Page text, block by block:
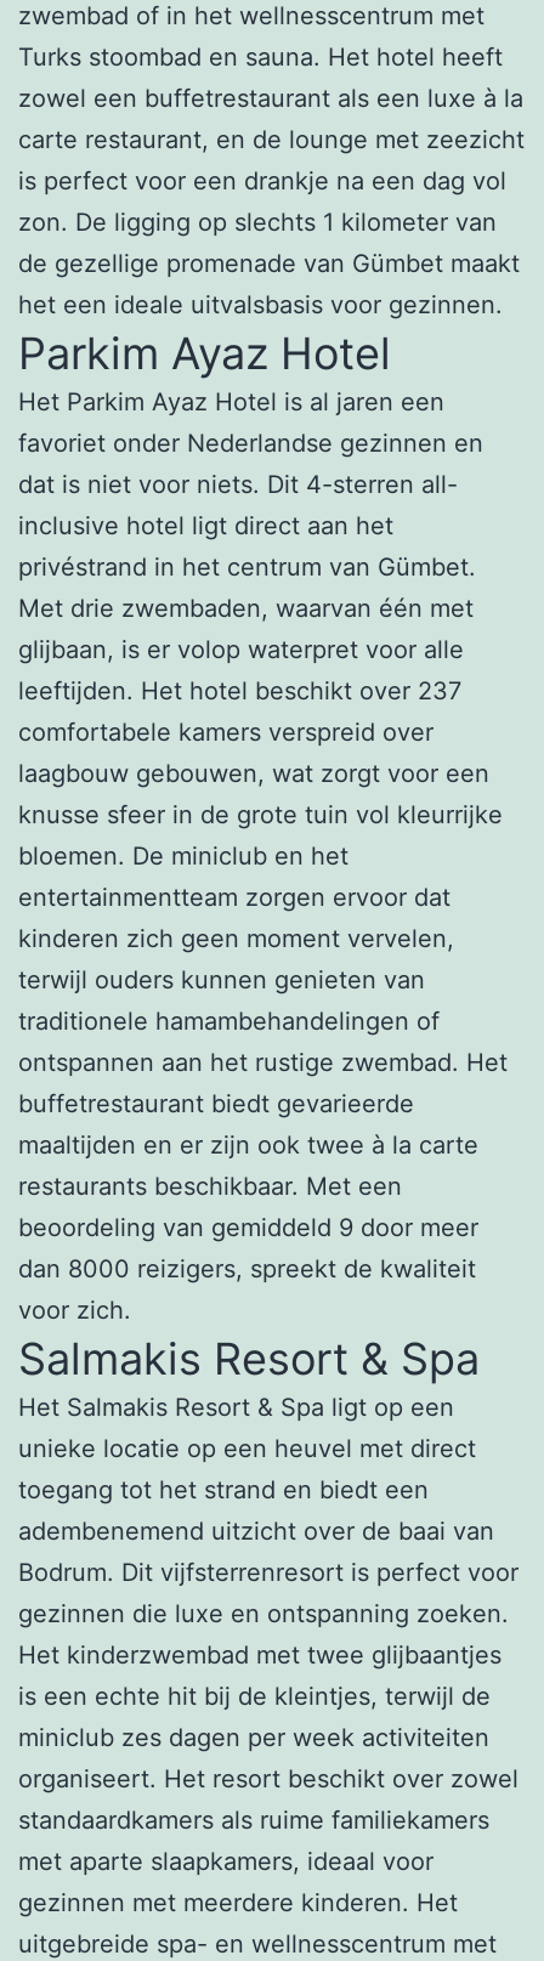
zwembad of in het wellnesscentrum met
Turks stoombad en sauna. Het hotel heeft
zowel een buffetrestaurant als een luxe à la
carte restaurant, en de lounge met zeezicht
is perfect voor een drankje na een dag vol
zon. De ligging op slechts 1 kilometer van
de gezellige promenade van Gümbet maakt
het een ideale uitvalsbasis voor gezinnen.
Parkim Ayaz Hotel
Het Parkim Ayaz Hotel is al jaren een
favoriet onder Nederlandse gezinnen en
dat is niet voor niets. Dit 4-sterren all-
inclusive hotel ligt direct aan het
privéstrand in het centrum van Gümbet.
Met drie zwembaden, waarvan één met
glijbaan, is er volop waterpret voor alle
leeftijden. Het hotel beschikt over 237
comfortabele kamers verspreid over
laagbouw gebouwen, wat zorgt voor een
knusse sfeer in de grote tuin vol kleurrijke
bloemen. De miniclub en het
entertainmentteam zorgen ervoor dat
kinderen zich geen moment vervelen,
terwijl ouders kunnen genieten van
traditionele hamambehandelingen of
ontspannen aan het rustige zwembad. Het
buffetrestaurant biedt gevarieerde
maaltijden en er zijn ook twee à la carte
restaurants beschikbaar. Met een
beoordeling van gemiddeld 9 door meer
dan 8000 reizigers, spreekt de kwaliteit
voor zich.
Salmakis Resort & Spa
Het Salmakis Resort & Spa ligt op een
unieke locatie op een heuvel met direct
toegang tot het strand en biedt een
adembenemend uitzicht over de baai van
Bodrum. Dit vijfsterrenresort is perfect voor
gezinnen die luxe en ontspanning zoeken.
Het kinderzwembad met twee glijbaantjes
is een echte hit bij de kleintjes, terwijl de
miniclub zes dagen per week activiteiten
organiseert. Het resort beschikt over zowel
standaardkamers als ruime familiekamers
met aparte slaapkamers, ideaal voor
gezinnen met meerdere kinderen. Het
uitgebreide spa- en wellnesscentrum met